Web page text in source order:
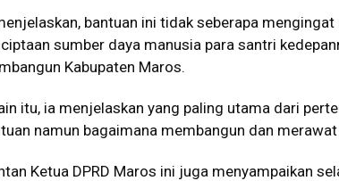
bantuan ini tidak seberapa
sumber daya manusia para santri
Kabupaten Maros.
itu, ia menjelaskan yang paling utama dari
namun bagaimana membangun dan
Ketua DPRD Maros ini juga menyampaikan